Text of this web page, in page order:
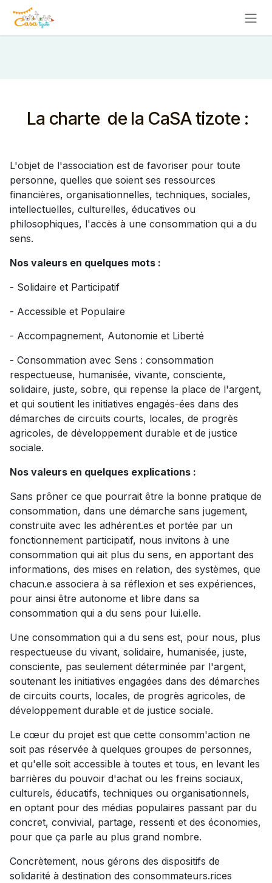
Se rendre au contenu
La charte de la CaSA tizote :
L'objet de l'association est de favoriser pour toute
personne, quelles que soient ses ressources
financières, organisationnelles, techniques, sociales,
intellectuelles, culturelles, éducatives ou
philosophiques, l'accès à une consommation qui a du
sens.
Nos valeurs en quelques mots :
- Solidaire et Participatif
- Accessible et Populaire
- Accompagnement, Autonomie et Liberté
- Consommation avec Sens : consommation
respectueuse, humanisée, vivante, consciente,
solidaire, juste, sobre, qui repense la place de l'argent,
et qui soutient les initiatives engagés-ées dans des
démarches de circuits courts, locales, de progrès
agricoles, de développement durable et de justice
sociale.
Nos valeurs en quelques explications :
Sans prôner ce que pourrait être la bonne pratique de
consommation, dans une démarche sans jugement,
construite avec les adhérent.es et portée par un
fonctionnement participatif, nous invitons à une
consommation qui ait plus du sens, en apportant des
informations, des mises en relation, des systèmes, que
chacun.e associera à sa réflexion et ses expériences,
pour ainsi être autonome et libre dans sa
consommation qui a du sens pour lui.elle.
Une consommation qui a du sens est, pour nous, plus
respectueuse du vivant, solidaire, humanisée, juste,
consciente, pas seulement déterminée par l'argent,
soutenant les initiatives engagées dans des démarches
de circuits courts, locales, de progrès agricoles, de
développement durable et de justice sociale.
Le cœur du projet est que cette consomm'action ne
soit pas réservée à quelques groupes de personnes,
et qu'elle soit accessible à toutes et tous, en levant les
barrières du pouvoir d'achat ou les freins sociaux,
culturels, éducatifs, techniques ou organisationnels,
en optant pour des médias populaires passant par du
concret, convivial, partage, ressenti et des économies,
pour que ça parle au plus grand nombre.
Concrètement, nous gérons des dispositifs de
solidarité à destination des consommateurs.rices